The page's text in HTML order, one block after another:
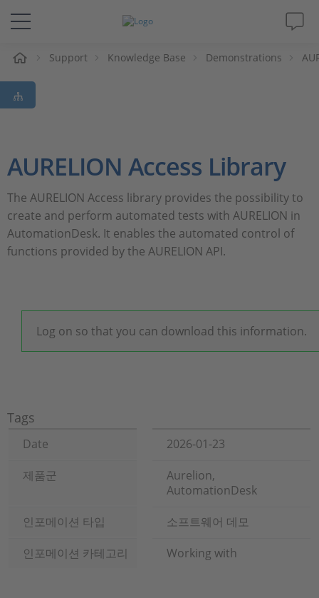
솔루션 및 제품
Support
회사
Support Knowledge Base Demonstrations
AURELION Access Library
The AURELION Access library provides the possibility to
create and perform automated tests with AURELION in
AutomationDesk. It enables the automated control of
functions provided by the AURELION API.
Log on so that you can download this information.
Tags
Date
2026-01-23
제품군
Aurelion,
AutomationDesk
인포메이션 타입
소프트웨어 데모
인포메이션 카테고리
Working with